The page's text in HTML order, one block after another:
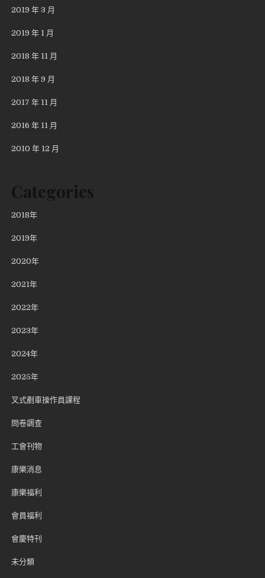
2019 年 3 月
2019 年 1 月
2018 年 11 月
2018 年 9 月
2017 年 11 月
2016 年 11 月
2010 年 12 月
Categories
2018年
2019年
2020年
2021年
2022年
2023年
2024年
2025年
叉式剷車操作員課程
問卷調查
工會刊物
康樂消息
康樂福利
會員福利
會慶特刊
未分類